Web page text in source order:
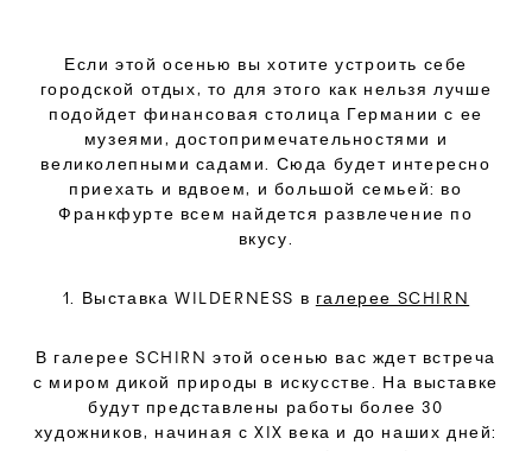
Если этой осенью вы хотите устроить себе
городской отдых, то для этого как нельзя лучше
подойдет финансовая столица Германии с ее
музеями, достопримечательностями и
великолепными садами. Сюда будет интересно
приехать и вдвоем, и большой семьей: во
Франкфурте всем найдется развлечение по
вкусу.
1. Выставка WILDERNESS в галерее SCHIRN
В галерее SCHIRN этой осенью вас ждет встреча
с миром дикой природы в искусстве. На выставке
будут представлены работы более 30
художников, начиная с XIX века и до наших дней: